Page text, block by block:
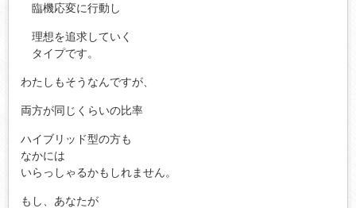
臨機応変に行動し
理想を追求していく
タイプです。
わたしもそうなんですが、
両方が同じくらいの比率
ハイブリッド型の方も
なかには
いらっしゃるかもしれません。
もし、あなたが